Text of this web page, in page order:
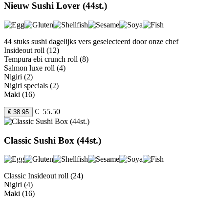
Nieuw Sushi Lover (44st.)
44 stuks sushi dagelijks vers geselecteerd door onze chef
Insideout roll (12)
Tempura ebi crunch roll (8)
Salmon luxe roll (4)
Nigiri (2)
Nigiri specials (2)
Maki (16)
€ 38.95 € 55.50
Classic Sushi Box (44st.)
Classic Insideout roll (24)
Nigiri (4)
Maki (16)